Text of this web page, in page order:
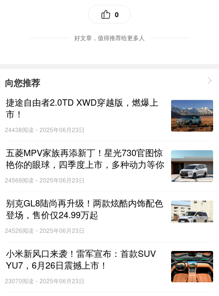
0
好文章，值得推荐给更多人
向您推荐
捷途自由者2.0TD XWD穿越版，燃爆上
市！
24438阅读 2025年06月23日
五菱MPV家族再添新丁！星光730官图惊
艳你的眼球，四季度上市，多种动力等你
来选择！
24569阅读 2025年06月23日
别克GL8陆尚再升级！两款炫酷内饰配色
登场，售价仅24.99万起
24526阅读 2025年06月23日
小米新风口来袭！雷军宣布：首款SUV
YU7，6月26日震撼上市！
23070阅读 2025年06月23日